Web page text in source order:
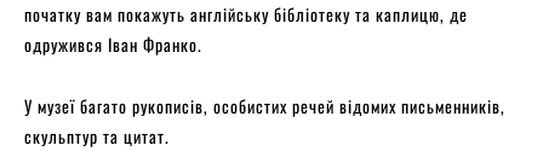
початку вам покажуть англійську бібліотеку та каплицю, де
одружився Іван Франко.
У музеї багато рукописів, особистих речей відомих письменників,
скульптур та цитат.